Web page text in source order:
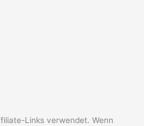
Links verwendet. Wenn